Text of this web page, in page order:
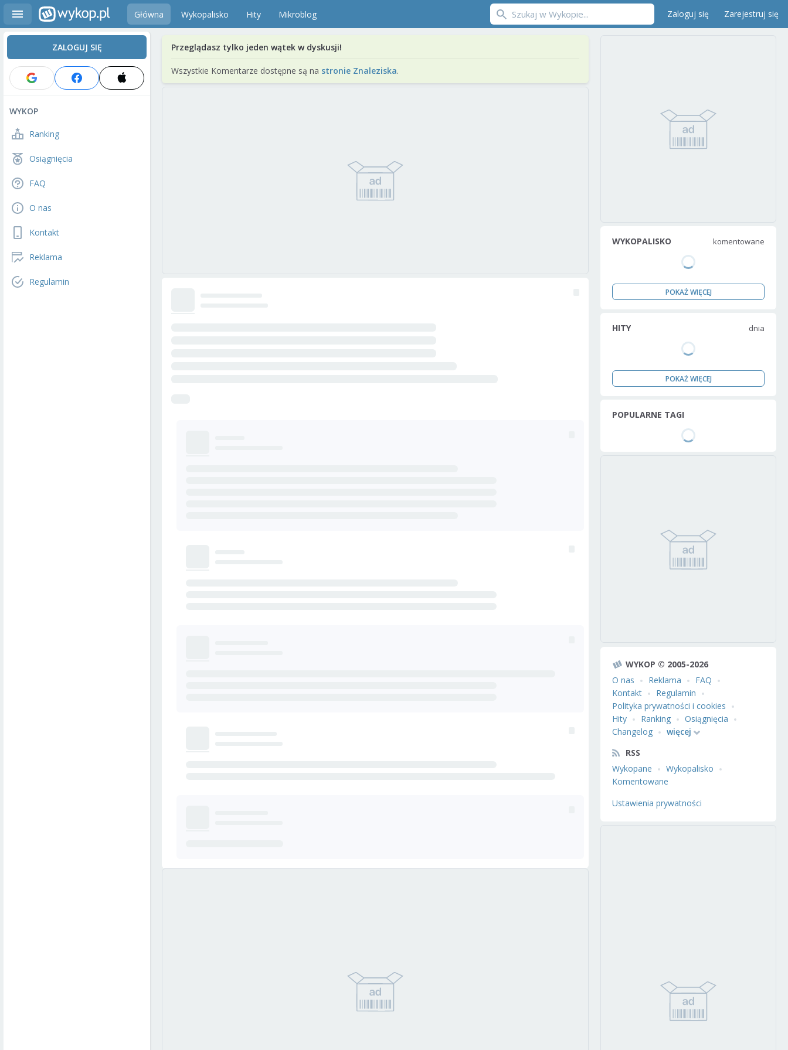
Główna Wykopalisko Hity Mikroblog Zaloguj się Zarejestruj się
ZALOGUJ SIĘ
WYKOP
Ranking
Osiągnięcia
FAQ
O nas
Kontakt
Reklama
Regulamin
Przeglądasz tylko jeden wątek w dyskusji!
Wszystkie Komentarze dostępne są na stronie Znaleziska.
WYKOPALISKO komentowane
POKAŻ WIĘCEJ
HITY dnia
POKAŻ WIĘCEJ
POPULARNE TAGI
WYKOP © 2005-2026
O nas
Reklama
FAQ
Kontakt
Regulamin
Polityka prywatności i cookies
Hity
Ranking
Osiągnięcia
Changelog
więcej
RSS
Wykopane
Wykopalisko
Komentowane
Ustawienia prywatności